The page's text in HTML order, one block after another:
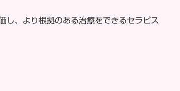
し、より根拠のある治療をできるセラピス